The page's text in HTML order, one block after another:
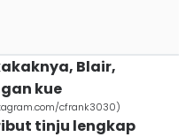
Blair,
kue
cfrank3030)
tinju lengkap